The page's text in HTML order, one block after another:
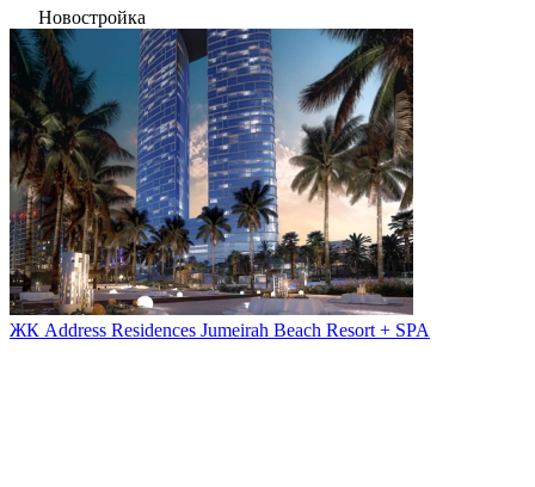
Новостройка
ЖК Address Residences Jumeirah Beach Resort + SPA